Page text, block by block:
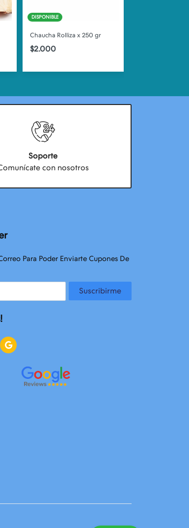
DISPONIBLE
Chaucha Rolliza x 250 gr
$2.000
Soporte
con nosotros
Para Poder Enviarte Cupones De
Suscribirme